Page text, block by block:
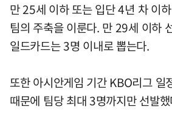
만 25세 이하 또는 입단 4년 차 이
팀의 주축을 이룬다. 만 29세 이하
일드카드는 3명 이내로 뽑는다.
또한 아시안게임 기간 KBO리그 일
때문에 팀당 최대 3명까지만 선발